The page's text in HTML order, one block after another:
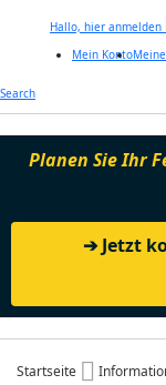
Hallo, hier anmelden
Mein Konto
Search
Planen Sie Ihr
➔ Jetzt
Startseite